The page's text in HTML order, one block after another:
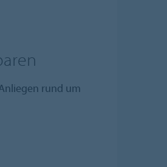
rund um